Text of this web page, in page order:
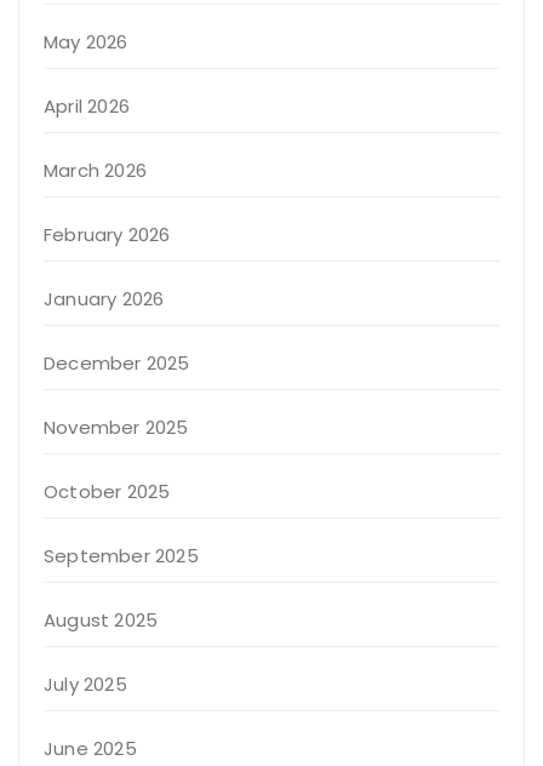
May 2026
April 2026
March 2026
February 2026
January 2026
December 2025
November 2025
October 2025
September 2025
August 2025
July 2025
June 2025